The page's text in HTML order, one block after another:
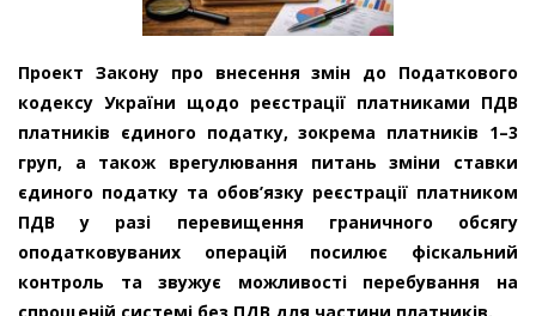
Проект Закону про внесення змін до Податкового
кодексу України щодо реєстрації платниками ПДВ
платників єдиного податку, зокрема платників 1–3
груп, а також врегулювання питань зміни ставки
єдиного податку та обов’язку реєстрації платником
ПДВ у разі перевищення граничного обсягу
оподатковуваних операцій посилює фіскальний
контроль та звужує можливості перебування на